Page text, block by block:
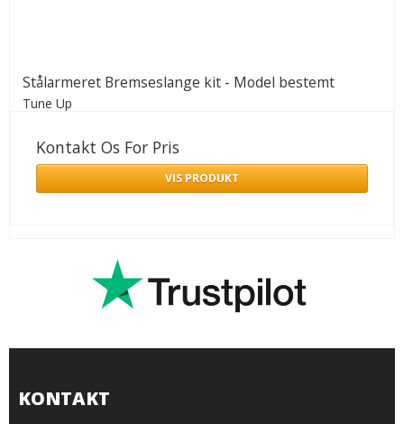
Stålarmeret Bremseslange kit - Model bestemt
Tune Up
Kontakt Os For Pris
VIS PRODUKT
KONTAKT